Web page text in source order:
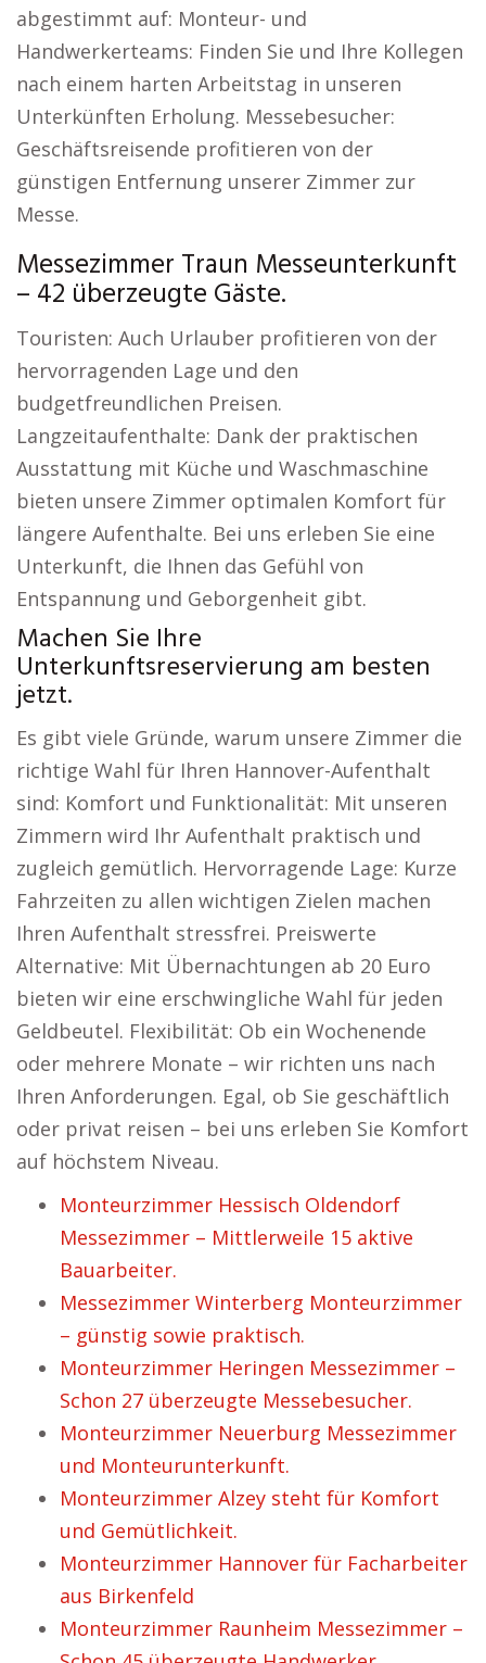
abgestimmt auf: Monteur- und
Handwerkerteams: Finden Sie und Ihre Kollegen
nach einem harten Arbeitstag in unseren
Unterkünften Erholung. Messebesucher:
Geschäftsreisende profitieren von der
günstigen Entfernung unserer Zimmer zur
Messe.
Messezimmer Traun Messeunterkunft
– 42 überzeugte Gäste.
Touristen: Auch Urlauber profitieren von der
hervorragenden Lage und den
budgetfreundlichen Preisen.
Langzeitaufenthalte: Dank der praktischen
Ausstattung mit Küche und Waschmaschine
bieten unsere Zimmer optimalen Komfort für
längere Aufenthalte. Bei uns erleben Sie eine
Unterkunft, die Ihnen das Gefühl von
Entspannung und Geborgenheit gibt.
Machen Sie Ihre
Unterkunftsreservierung am besten
jetzt.
Es gibt viele Gründe, warum unsere Zimmer die
richtige Wahl für Ihren Hannover-Aufenthalt
sind: Komfort und Funktionalität: Mit unseren
Zimmern wird Ihr Aufenthalt praktisch und
zugleich gemütlich. Hervorragende Lage: Kurze
Fahrzeiten zu allen wichtigen Zielen machen
Ihren Aufenthalt stressfrei. Preiswerte
Alternative: Mit Übernachtungen ab 20 Euro
bieten wir eine erschwingliche Wahl für jeden
Geldbeutel. Flexibilität: Ob ein Wochenende
oder mehrere Monate – wir richten uns nach
Ihren Anforderungen. Egal, ob Sie geschäftlich
oder privat reisen – bei uns erleben Sie Komfort
auf höchstem Niveau.
Monteurzimmer Hessisch Oldendorf
Messezimmer – Mittlerweile 15 aktive
Bauarbeiter.
Messezimmer Winterberg Monteurzimmer
– günstig sowie praktisch.
Monteurzimmer Heringen Messezimmer –
Schon 27 überzeugte Messebesucher.
Monteurzimmer Neuerburg Messezimmer
und Monteurunterkunft.
Monteurzimmer Alzey steht für Komfort
und Gemütlichkeit.
Monteurzimmer Hannover für Facharbeiter
aus Birkenfeld
Monteurzimmer Raunheim Messezimmer –